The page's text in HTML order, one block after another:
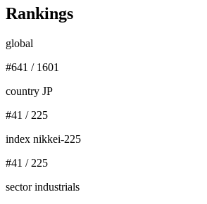
Rankings
global
#641 / 1601
country JP
#41 / 225
index nikkei-225
#41 / 225
sector industrials